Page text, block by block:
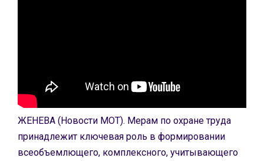
ЖЕНЕВА (Новости МОТ). Мерам по охране труда
принадлежит ключевая роль в формировании
всеобъемлющего, комплексного, учитывающего